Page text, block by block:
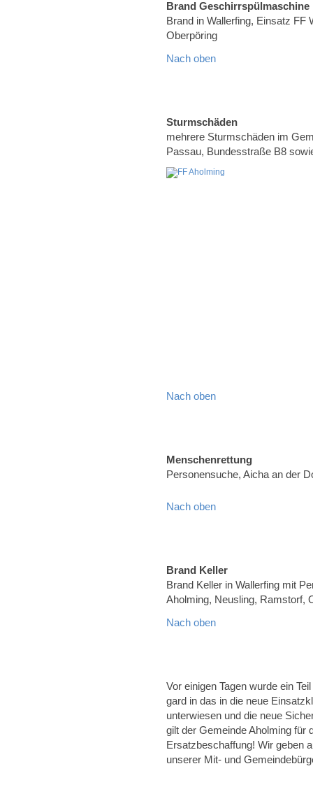
Brand Geschirrspülmaschine
Brand in Wallerfing, Einsatz FF
Oberpöring
Nach oben
Sturmschäden
mehrere Sturmschäden im
Passau, Bundesstraße B8
Nach oben
Menschenrettung
Personensuche, Aicha an der
Nach oben
Brand Keller
Brand Keller in Wallerfing mit
Aholming, Neusling, Ramstorf,
Nach oben
Vor einigen Tagen wurde ein
gard in das in die neue
unterwiesen und die neue
gilt der Gemeinde Aholming für
Ersatzbeschaffung! Wir geben
unserer Mit- und